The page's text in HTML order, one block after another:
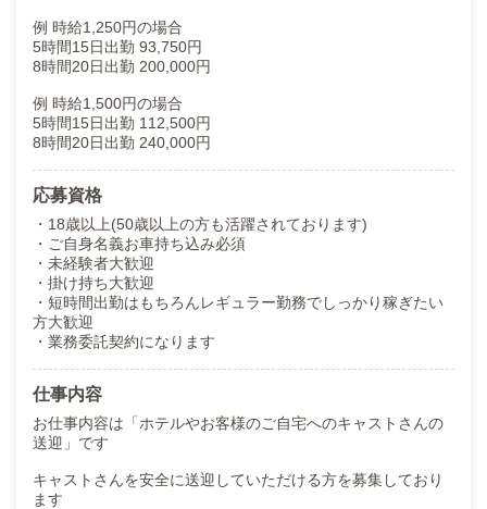
例 時給1,250円の場合
5時間15日出勤 93,750円
8時間20日出勤 200,000円
例 時給1,500円の場合
5時間15日出勤 112,500円
8時間20日出勤 240,000円
応募資格
・18歳以上(50歳以上の方も活躍されております)
・ご自身名義お車持ち込み必須
・未経験者大歓迎
・掛け持ち大歓迎
・短時間出勤はもちろんレギュラー勤務でしっかり稼ぎたい
方大歓迎
・業務委託契約になります
仕事内容
お仕事内容は「ホテルやお客様のご自宅へのキャストさんの
送迎」です
キャストさんを安全に送迎していただける方を募集しており
ます